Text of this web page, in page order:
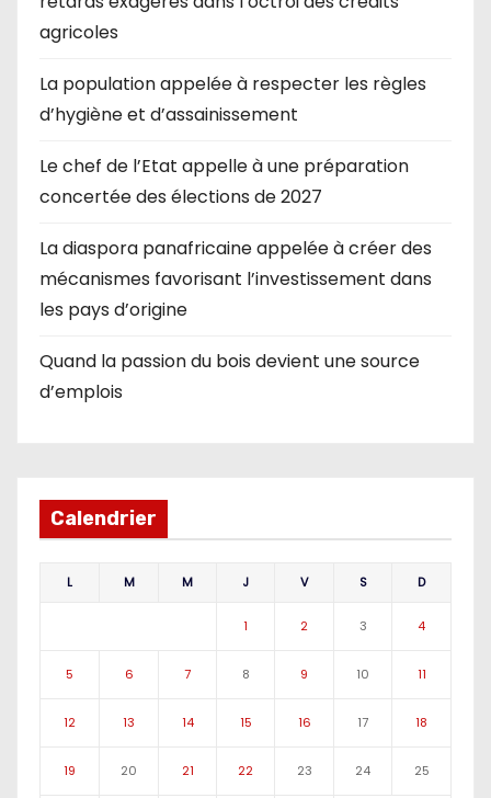
agricoles
La population appelée à respecter les règles
d’hygiène et d’assainissement
Le chef de l’Etat appelle à une préparation
concertée des élections de 2027
La diaspora panafricaine appelée à créer des
mécanismes favorisant l’investissement dans
les pays d’origine
Quand la passion du bois devient une source
d’emplois
Calendrier
L M M J V S D
1 2 3 4
5 6 7 8 9 10 11
12 13 14 15 16 17 18
19 20 21 22 23 24 25